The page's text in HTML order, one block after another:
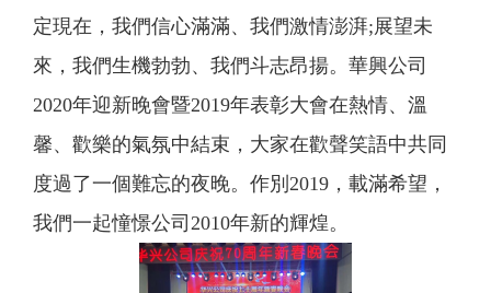
定現在，我們信心滿滿、我們激情澎湃;展望未
來，我們生機勃勃、我們斗志昂揚。華興公司
2020年迎新晚會暨2019年表彰大會在熱情、溫
馨、歡樂的氣氛中結束，大家在歡聲笑語中共同
度過了一個難忘的夜晚。作別2019，載滿希望，
我們一起憧憬公司2010年新的輝煌。